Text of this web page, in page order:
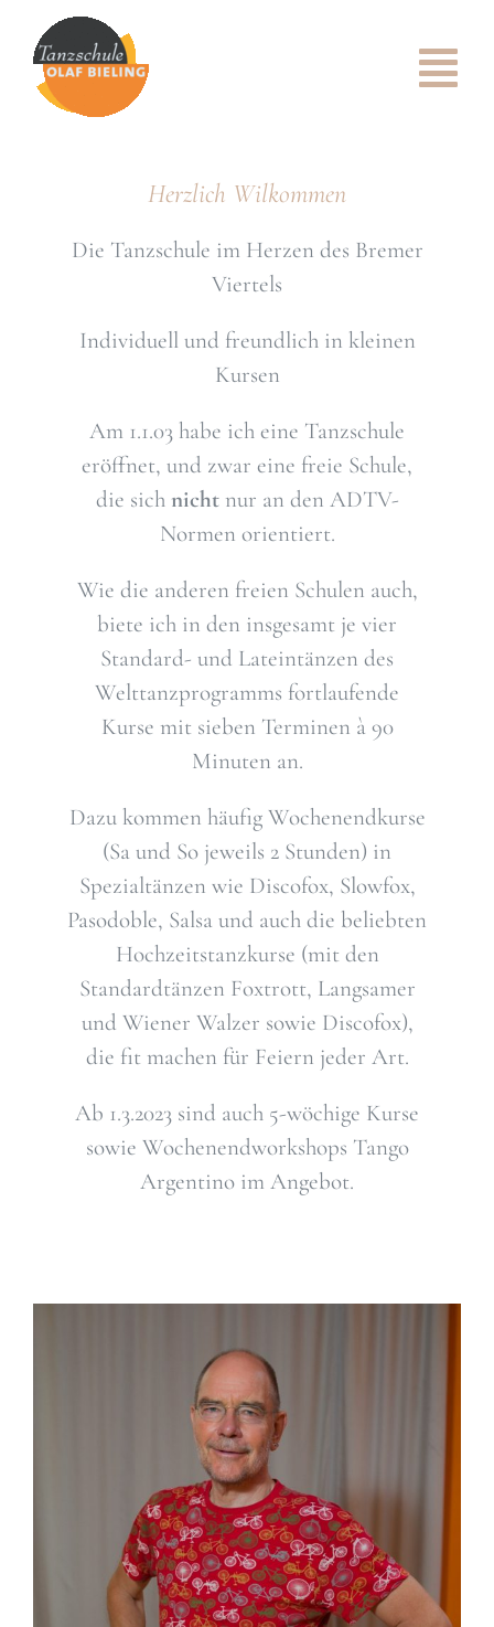
Inhalt
springen
KURSPLAN
KONTAKT
Herzlich Wilkommen
Die Tanzschule im Herzen des Bremer
Viertels
Individuell und freundlich in kleinen
Kursen
Am 1.1.03 habe ich eine Tanzschule
eröffnet, und zwar eine freie Schule,
die sich nichtnur an den ADTV-
Normen orientiert.
Wie die anderen freien Schulen auch,
biete ich in den insgesamt je vier
Standard- und Lateintänzen des
Welttanzprogramms fortlaufende
Kurse mit sieben Terminen à 90
Minuten an.
Dazu kommen häufig Wochenendkurse
(Sa und So jeweils 2 Stunden) in
Spezialtänzen wie Discofox, Slowfox,
Pasodoble, Salsa und auch die beliebten
Hochzeitstanzkurse (mit den
Standardtänzen Foxtrott, Langsamer
und Wiener Walzer sowie Discofox),
die fit machen für Feiern jeder Art.
Ab 1.3.2023 sind auch 5-wöchige Kurse
sowie Wochenendworkshops Tango
Argentino im Angebot.